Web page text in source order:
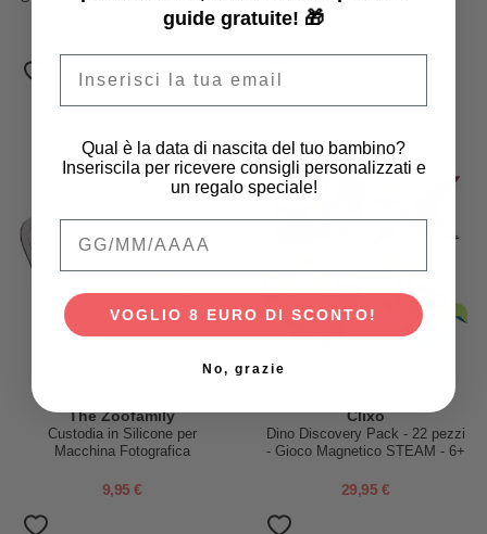
Apprendimento STEAM - 4+
The Zoofamily
Custodia in Silicone per
Macchina Fotografica
9,95 €
Clixo
Dino Discovery Pack - 22 pezzi
- Gioco Magnetico STEAM - 6+
29,95 €
guide gratuite! 🎁
Qual è la data di nascita del tuo bambino?
Inseriscila per ricevere consigli personalizzati e
un regalo speciale!
VOGLIO 8 EURO DI SCONTO!
No, grazie